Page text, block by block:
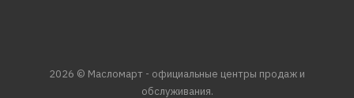
2026 © Масломарт - официальные центры продаж и
обслуживания.